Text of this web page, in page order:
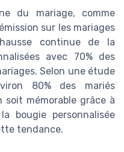
du mariage, comme
sur les mariages
continue de la
avec 70% des
Selon une étude
80% des mariés
mémorable grâce à
bougie personnalisée
tendance.